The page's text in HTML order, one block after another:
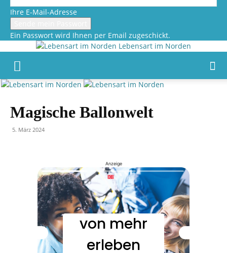
Ihre E-Mail-Adresse
Ein Passwort wird Ihnen per Email zugeschickt.
Lebensart im Norden
Magische Ballonwelt
5. März 2024
Anzeige